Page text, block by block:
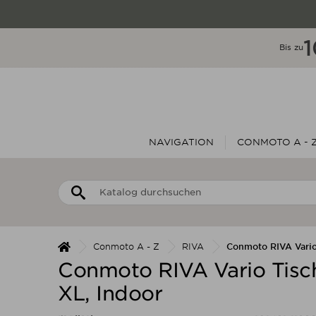
Bis zu
NAVIGATION CONMOTO A -
Conmoto A - Z RIVA Conmoto RIVA
Conmoto RIVA Vario
XL, Indoor